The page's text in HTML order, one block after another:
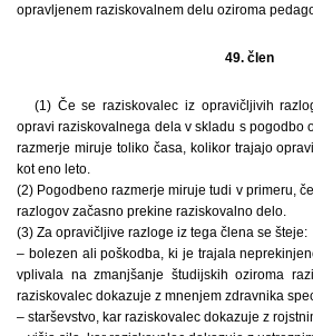
opravljenem raziskovalnem delu oziroma
49. člen
(1) Če se raziskovalec iz opravičljivih
opravi raziskovalnega dela v skladu s pogodbo
razmerje miruje toliko časa, kolikor trajajo
kot eno leto.
(2) Pogodbeno razmerje miruje tudi v primeru,
razlogov začasno prekine raziskovalno delo.
(3) Za opravičljive razloge iz tega člena se šteje:
– bolezen ali poškodba, ki je trajala
vplivala na zmanjšanje študijskih oziroma
raziskovalec dokazuje z mnenjem zdravnika
– starševstvo, kar raziskovalec dokazuje z